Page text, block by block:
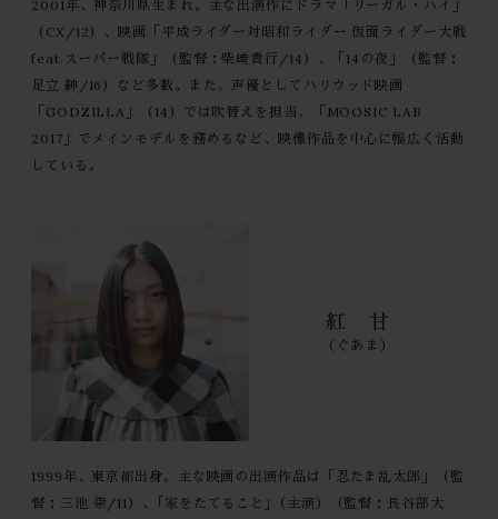
2001年、神奈川県生まれ。主な出演作にドラマ「リーガル・ハイ」
（CX/12）、映画「平成ライダー対昭和ライダー 仮面ライダー大戦
feat.スーパー戦隊」（監督：柴﨑貴行/14）、「14の夜」（監督：
足立 紳/16）など多数。また、声優としてハリウッド映画
「GODZILLA」（14）では吹替えを担当、「MOOSIC LAB
2017」でメインモデルを務めるなど、映像作品を中心に幅広く活動
している。
紅 甘
（ぐあま）
1999年、東京都出身。主な映画の出演作品は「忍たま乱太郎」（監
督：三池 崇/11）、｢家をたてること｣（主演）（監督：長谷部大